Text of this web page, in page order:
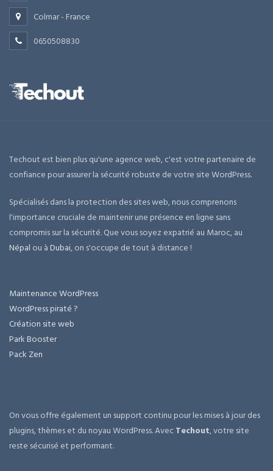
Colmar - France
0650508830
Techout est bien plus qu'une agence web, c'est votre partenaire de
confiance pour assurer la sécurité robuste de votre site WordPress.
Spécialisés dans la protection des sites web, nous comprenons
l'importance cruciale de maintenir une présence en ligne sans
compromis sur la sécurité. Que vous soyez expatrié au Maroc, au
Népal ou àDubai, on s'occupe de tout à distance !
Maintenance WordPress
WordPress piraté ?
Création site web
Park Booster
Pack Zen
On vous offre également un support continu pour les mises à jour des
plugins, thèmes et du noyau WordPress. AvecTechout, votre site
reste sécurisé et performant.